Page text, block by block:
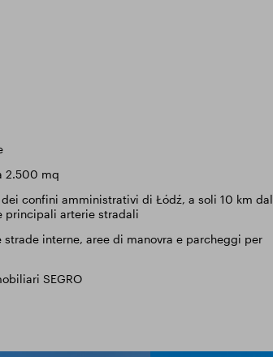
2.500 mq
confini amministrativi di Łódź, a soli 10 km dal
principali arterie stradali
interne, aree di manovra e parcheggi per
SEGRO